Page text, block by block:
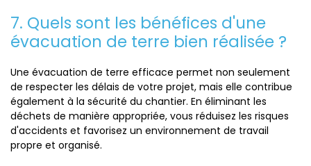
7. Quels sont les bénéfices d'une
évacuation de terre bien réalisée ?
Une évacuation de terre efficace permet non seulement
de respecter les délais de votre projet, mais elle contribue
également à la sécurité du chantier. En éliminant les
déchets de manière appropriée, vous réduisez les risques
d'accidents et favorisez un environnement de travail
propre et organisé.